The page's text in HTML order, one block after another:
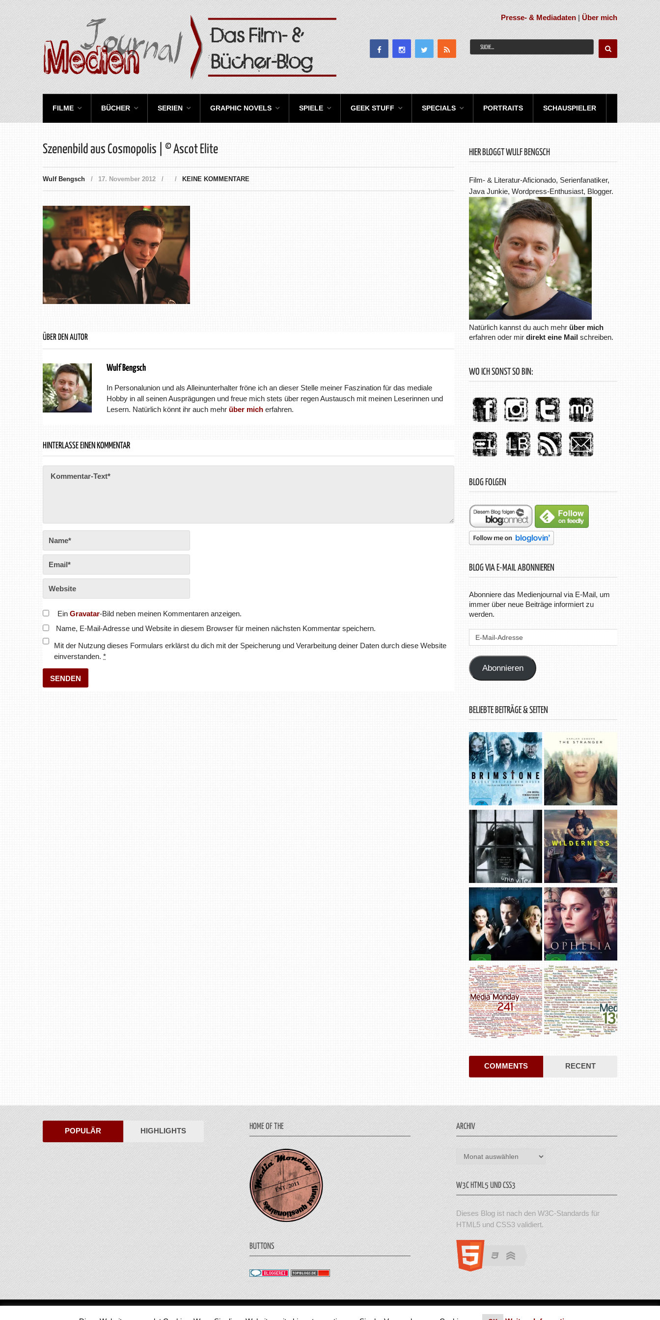
Presse- & Mediadaten |Über mich
FILME BÜCHER SERIEN GRAPHIC NOVELS SPIELE GEEK STUFF SPECIALS PORTRAITS SCHAUSPIELER
Szenenbild aus Cosmopolis | © Ascot Elite
Wulf Bengsch 17. November 2012 KEINE KOMMENTARE
ÜBER DEN AUTOR
Wulf Bengsch
In Personalunion und als Alleinunterhalter fröne ich an dieser Stelle meiner Faszination für das mediale
Hobby in all seinen Ausprägungen und freue mich stets über regen Austausch mit meinen Leserinnen und
Lesern. Natürlich könnt ihr auch mehr über mich erfahren.
HINTERLASSE EINEN KOMMENTAR
EinGravatar-Bild neben meinen Kommentaren anzeigen.
Name, E-Mail-Adresse und Website in diesem Browser für meinen nächsten Kommentar speichern.
Mit der Nutzung dieses Formulars erklärst du dich mit der Speicherung und Verarbeitung deiner Daten durch diese Website
einverstanden. *
HIER BLOGGT WULF BENGSCH
Film- & Literatur-Aficionado, Serienfanatiker,
Java Junkie, Wordpress-Enthusiast, Blogger.
Natürlich kannst du auch mehr über mich
erfahren oder mirdirekt eine Mail schreiben.
WO ICH SONST SO BIN:
BLOG FOLGEN
BLOG VIA E-MAIL ABONNIEREN
Abonniere das Medienjournal via E-Mail, um
immer über neue Beiträge informiert zu
werden.
E-
Abonnieren
BELIEBTE BEITRÄGE & SEITEN
COMMENTS RECENT
POPULÄR HIGHLIGHTS HOME OF THE
BUTTONS
ARCHIV
Archiv
W3C HTML5 UND CSS3
Dieses Blog ist nach den W3C-Standards für
HTML5 und CSS3 validiert.
Medienjournal Copyright © 2026. © 2011 - 2018 Medienjournal. Alle Rechte vorbehalten. Theme von MyThemeShop. Impressum